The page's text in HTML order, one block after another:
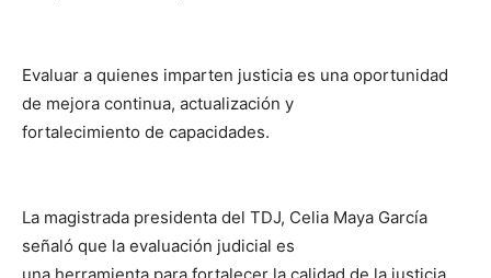
Evaluar a quienes imparten justicia es una oportunidad
de mejora continua, actualización y
fortalecimiento de capacidades.
La magistrada presidenta del TDJ, Celia Maya García
señaló que la evaluación judicial es